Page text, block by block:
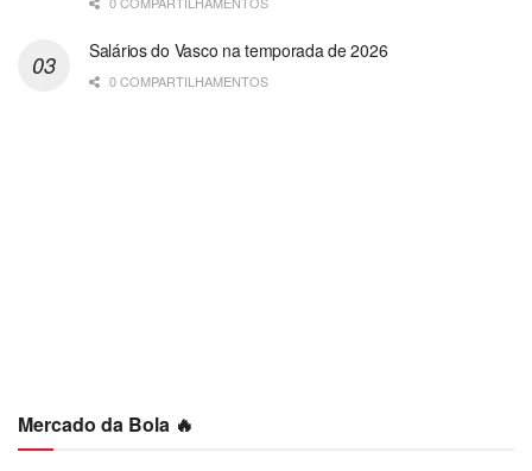
Salários do Vasco na temporada de 2026
0 COMPARTILHAMENTOS
Mercado da Bola 🔥